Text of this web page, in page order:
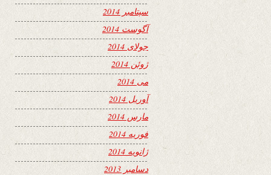
سپتامبر 2014
آگوست 2014
جولای 2014
ژوئن 2014
می 2014
آوریل 2014
مارس 2014
فوریه 2014
ژانویه 2014
دسامبر 2013